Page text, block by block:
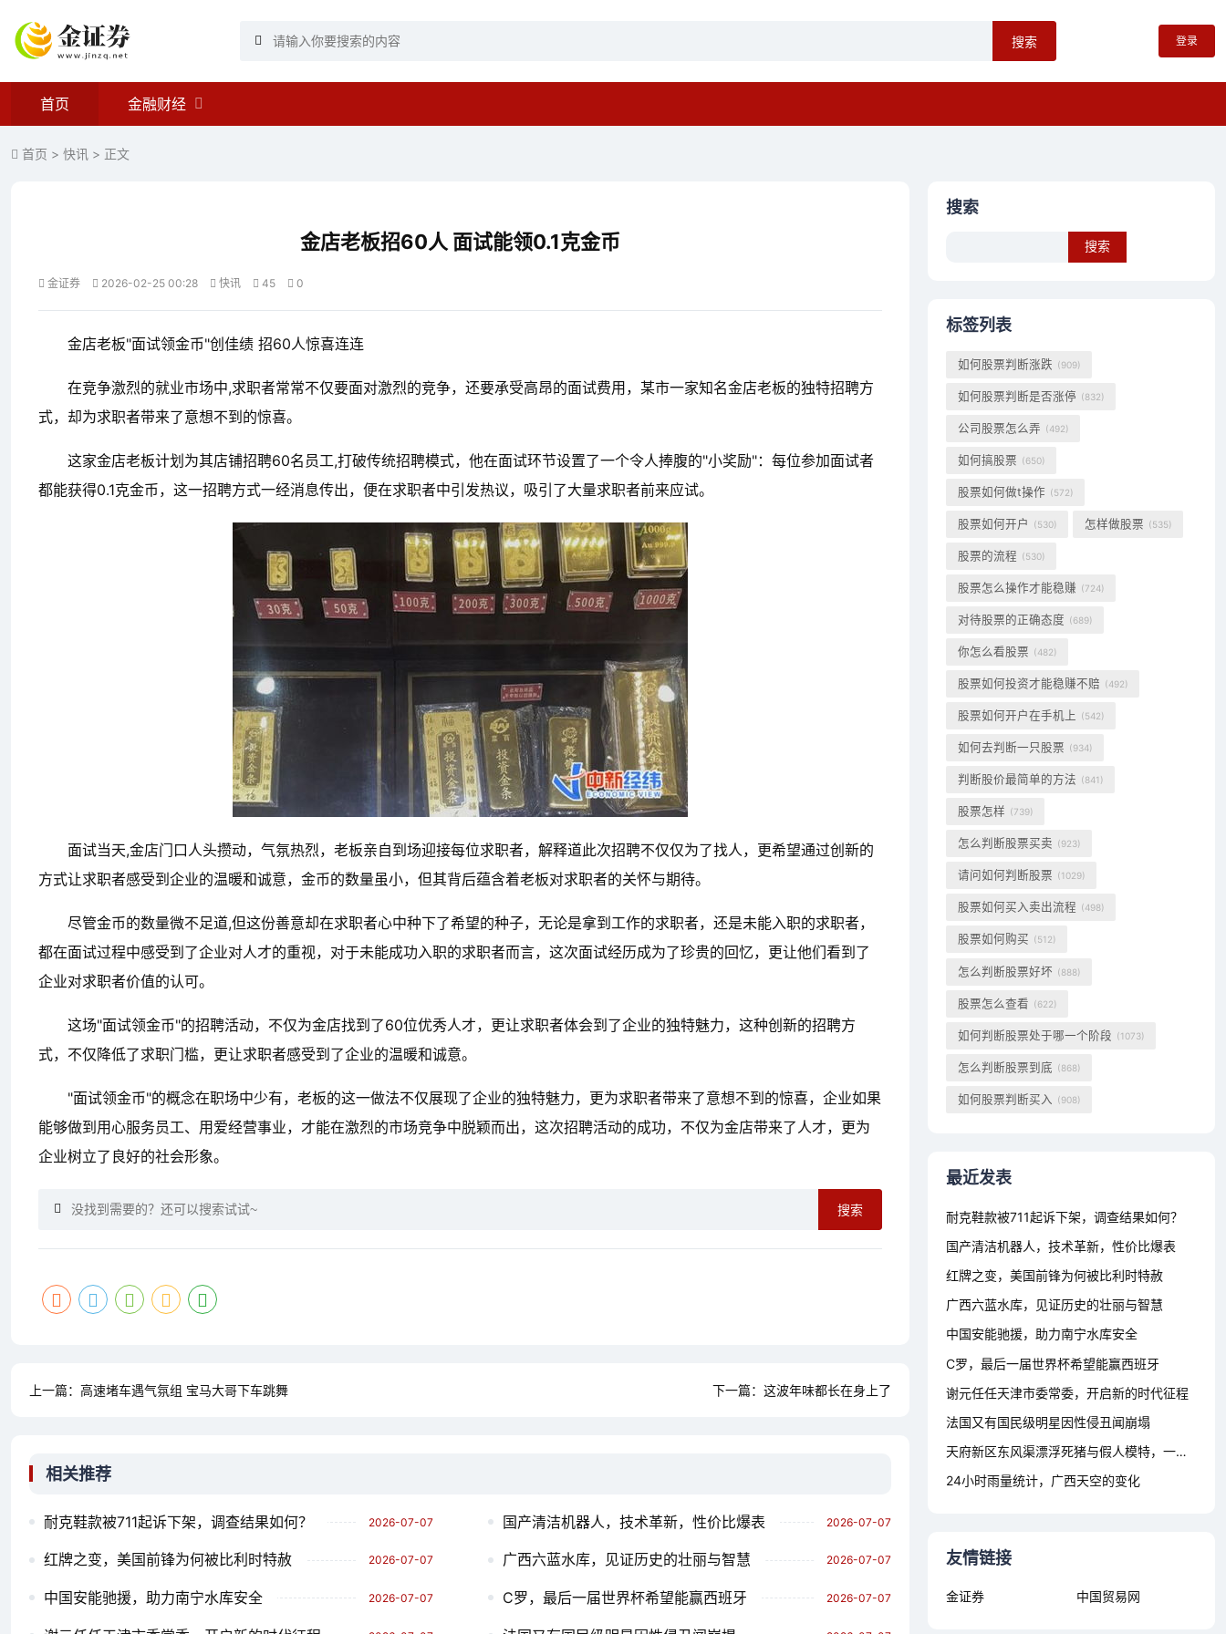
搜索 登录
首页 金融财经
首页 > 快讯 > 正文
金店老板招60人 面试能领0.1克金币
金证券 2026-02-25 00:28 快讯 45 0
金店老板"面试领金币"创佳绩 招60人惊喜连连
在竞争激烈的就业市场中,求职者常常不仅要面对激烈的竞争，还要承受高昂的面试费用，某市一家知名金店老板的独特招聘方
式，却为求职者带来了意想不到的惊喜。
这家金店老板计划为其店铺招聘60名员工,打破传统招聘模式，他在面试环节设置了一个令人捧腹的"小奖励"：每位参加面试者
都能获得0.1克金币，这一招聘方式一经消息传出，便在求职者中引发热议，吸引了大量求职者前来应试。
面试当天,金店门口人头攒动，气氛热烈，老板亲自到场迎接每位求职者，解释道此次招聘不仅仅为了找人，更希望通过创新的
方式让求职者感受到企业的温暖和诚意，金币的数量虽小，但其背后蕴含着老板对求职者的关怀与期待。
尽管金币的数量微不足道,但这份善意却在求职者心中种下了希望的种子，无论是拿到工作的求职者，还是未能入职的求职者，
都在面试过程中感受到了企业对人才的重视，对于未能成功入职的求职者而言，这次面试经历成为了珍贵的回忆，更让他们看到了
企业对求职者价值的认可。
这场"面试领金币"的招聘活动，不仅为金店找到了60位优秀人才，更让求职者体会到了企业的独特魅力，这种创新的招聘方
式，不仅降低了求职门槛，更让求职者感受到了企业的温暖和诚意。
"面试领金币"的概念在职场中少有，老板的这一做法不仅展现了企业的独特魅力，更为求职者带来了意想不到的惊喜，企业如果
能够做到用心服务员工、用爱经营事业，才能在激烈的市场竞争中脱颖而出，这次招聘活动的成功，不仅为金店带来了人才，更为
企业树立了良好的社会形象。
搜索
上一篇： 高速堵车遇气氛组 宝马大哥下车跳舞 下一篇： 这波年味都长在身上了
相关推荐
耐克鞋款被711起诉下架，调查结果如何？ 2026-07-07 国产清洁机器人，技术革新，性价比爆表 2026-07-07
红牌之变，美国前锋为何被比利时特赦 2026-07-07 广西六蓝水库，见证历史的壮丽与智慧 2026-07-07
中国安能驰援，助力南宁水库安全 2026-07-07 C罗，最后一届世界杯希望能赢西班牙 2026-07-07
搜索
标签列表
如何股票判断涨跌 (909)
如何股票判断是否涨停 (832)
公司股票怎么弄 (492)
如何搞股票 (650)
股票如何做t操作 (572)
股票如何开户 (530) 怎样做股票 (535)
股票的流程 (530)
股票怎么操作才能稳赚 (724)
对待股票的正确态度 (689)
你怎么看股票 (482)
股票如何投资才能稳赚不赔 (492)
股票如何开户在手机上 (542)
如何去判断一只股票 (934)
判断股价最简单的方法 (841)
股票怎样 (739)
怎么判断股票买卖 (923)
请问如何判断股票 (1029)
股票如何买入卖出流程 (498)
股票如何购买 (512)
怎么判断股票好坏 (888)
股票怎么查看 (622)
如何判断股票处于哪一个阶段 (1073)
怎么判断股票到底 (868)
如何股票判断买入 (908)
最近发表
耐克鞋款被711起诉下架，调查结果如何？
国产清洁机器人，技术革新，性价比爆表
红牌之变，美国前锋为何被比利时特赦
广西六蓝水库，见证历史的壮丽与智慧
中国安能驰援，助力南宁水库安全
C罗，最后一届世界杯希望能赢西班牙
谢元任任天津市委常委，开启新的时代征程
法国又有国民级明星因性侵丑闻崩塌
天府新区东风渠漂浮死猪与假人模特，一场无声的社会对话
24小时雨量统计，广西天空的变化
友情链接
金证券 中国贸易网